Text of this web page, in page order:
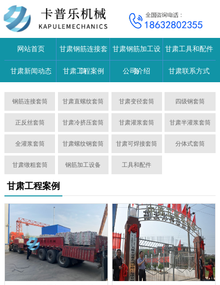
网站首页 甘肃钢筋连接套
筒
甘肃钢筋加工设
备
甘肃工具和配件
甘肃新闻动态 甘肃工程案例 公司介绍 甘肃联系方式
钢筋连接套筒 甘肃直螺纹套筒 甘肃变径套筒 四级钢套筒
正反丝套筒 甘肃冷挤压套筒 甘肃灌浆套筒 甘肃半灌浆套筒
全灌浆套筒 甘肃螺纹钢套筒 甘肃可焊接套筒 分体式套筒
甘肃镦粗套筒 钢筋加工设备 工具和配件
甘肃工程案例